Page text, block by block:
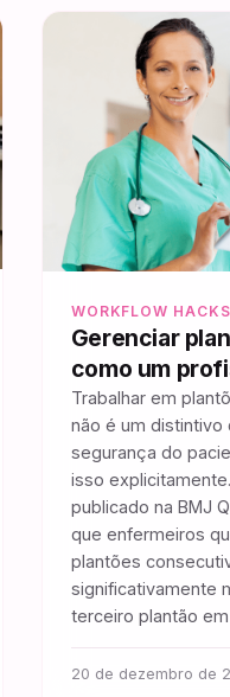
WORKFLOW HACKS
Gerenciar
como um
Trabalhar em
não é um distintivo
segurança do
isso
publicado na BMJ
que enfermeiros
plantões
significativamente
terceiro plantão
20 de dezembro de